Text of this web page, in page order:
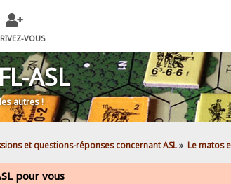
VOUS
ASL
autres !
et questions-réponses concernant ASL» Le matos
pour vous